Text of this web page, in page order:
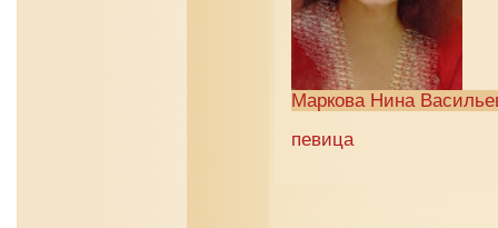
Маркова Нина
певица